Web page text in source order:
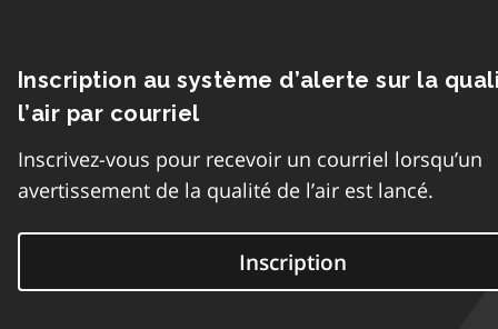
Inscription au système d’alerte sur la
l’air par courriel
Inscrivez-vous pour recevoir un courriel lorsqu’un
avertissement de la qualité de l’air est lancé.
Inscription